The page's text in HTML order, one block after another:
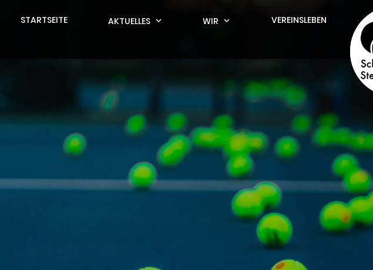
STARTSEITE AKTUELLES expand_more WIR expand_more VEREINSLEBEN